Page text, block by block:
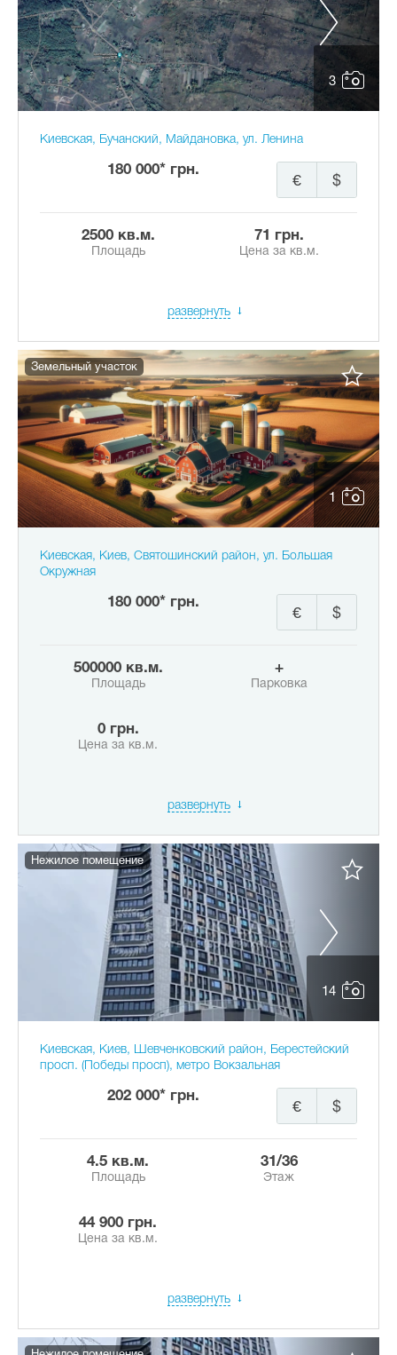
3
Киевская, Бучанский, Майдановка, ул. Ленина
180 000* грн.
$
€
2500 кв.м.
Площадь
71 грн.
Цена за кв.м.
развернуть
1
Земельный участок
Киевская, Киев, Святошинский район, ул. Большая
Окружная
180 000* грн.
$
€
500000 кв.м.
Площадь
+
Парковка
0 грн.
Цена за кв.м.
развернуть
14
Нежилое помещение
Киевская, Киев, Шевченковский район, Берестейский
просп. (Победы просп), метро Вокзальная
202 000* грн.
$
€
4.5 кв.м.
Площадь
31/36
Этаж
44 900 грн.
Цена за кв.м.
развернуть